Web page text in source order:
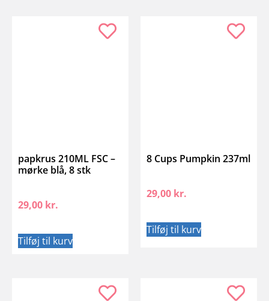
papkrus 210ML FSC –
mørke blå, 8 stk
29,00 kr.
Tilføj til kurv
8 Cups Pumpkin 237ml
29,00 kr.
Tilføj til kurv